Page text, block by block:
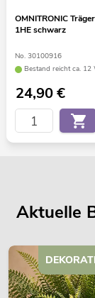
OMNITRONIC
1HE schwarz
No. 30100916
Bestand reicht ca. 12
24,90€
Aktuelle